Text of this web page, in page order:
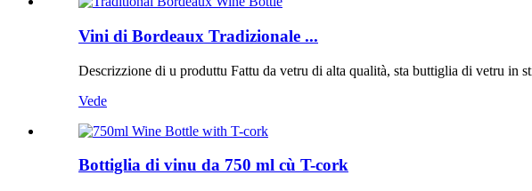
Vini di Bordeaux Tradizionale ...
Descrizzione di u produttu Fattu da vetru di alta qualità, sta buttiglia di vetru in
Vede
Bottiglia di vinu da 750 ml cù T-cork